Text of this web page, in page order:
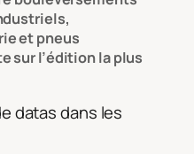
et pneus
sur l’édition la plus
datas dans les